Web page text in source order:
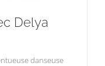
Delya
danseuse